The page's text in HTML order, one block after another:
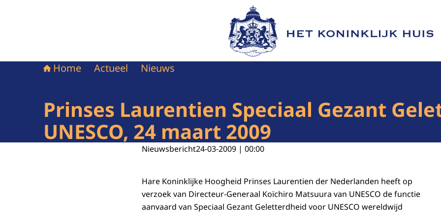
Naar de homepage van Het Koninklijk Huis
Home Actueel Nieuws
Prinses Laurentien Speciaal Gezant
UNESCO, 24 maart 2009
Nieuwsbericht24-03-2009 | 00:00
Hare Koninklijke Hoogheid Prinses Laurentien der Nederlanden heeft op
verzoek van Directeur-Generaal Koïchiro Matsuura van UNESCO de functie
aanvaard van Speciaal Gezant Geletterdheid voor UNESCO wereldwijd